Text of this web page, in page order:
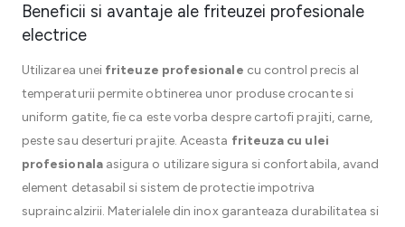
Beneficii si avantaje ale friteuzei profesionale
electrice
Utilizarea unei friteuze profesionale cu control precis al
temperaturii permite obtinerea unor produse crocante si
uniform gatite, fie ca este vorba despre cartofi prajiti, carne,
peste sau deserturi prajite. Aceasta friteuza cu ulei
profesionalaasigura o utilizare sigura si confortabila, avand
element detasabil si sistem de protectie impotriva
supraincalzirii. Materialele din inox garanteaza durabilitatea si